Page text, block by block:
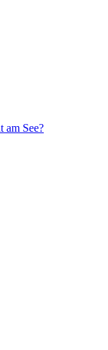
am See?